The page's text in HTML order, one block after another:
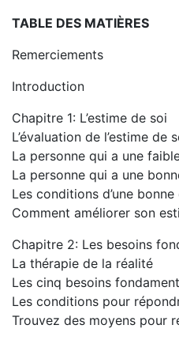
TABLE DES MATIÈRES
Remerciements
Introduction
Chapitre 1: L’estime de soi
L’évaluation de l’estime de
La personne qui a une
La personne qui a une
Les conditions d’une
Comment améliorer son
Chapitre 2: Les besoins
La thérapie de la réalité
Les cinq besoins
Les conditions pour
Trouvez des moyens pour